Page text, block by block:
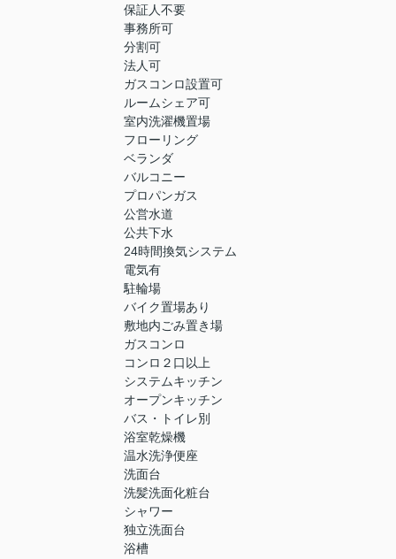
保証人不要
事務所可
分割可
法人可
ガスコンロ設置可
ルームシェア可
室内洗濯機置場
フローリング
ベランダ
バルコニー
プロパンガス
公営水道
公共下水
24時間換気システム
電気有
駐輪場
バイク置場あり
敷地内ごみ置き場
ガスコンロ
コンロ２口以上
システムキッチン
オープンキッチン
バス・トイレ別
浴室乾燥機
温水洗浄便座
洗面台
洗髪洗面化粧台
シャワー
独立洗面台
浴槽